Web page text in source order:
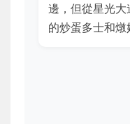
邊，但從星光
的炒蛋多士和燉